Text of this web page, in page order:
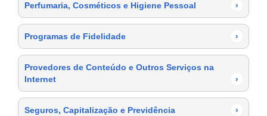
Perfumaria, Cosméticos e Higiene Pessoal ›
Programas de Fidelidade ›
Provedores de Conteúdo e Outros Serviços na
Internet
›
Seguros, Capitalização e Previdência ›